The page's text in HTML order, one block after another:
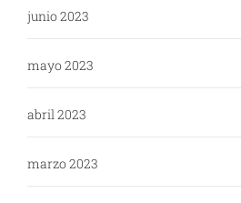
junio 2023
mayo 2023
abril 2023
marzo 2023